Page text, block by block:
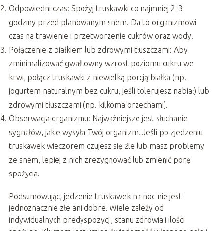
Odpowiedni czas: Spożyj truskawki co najmniej 2-3
godziny przed planowanym snem. Da to organizmowi
czas na trawienie i przetworzenie cukrów oraz wody.
Połączenie z białkiem lub zdrowymi tłuszczami: Aby
zminimalizować gwałtowny wzrost poziomu cukru we
krwi, połącz truskawki z niewielką porcją białka (np.
jogurtem naturalnym bez cukru, jeśli tolerujesz nabiał) lub
zdrowymi tłuszczami (np. kilkoma orzechami).
Obserwacja organizmu: Najważniejsze jest słuchanie
sygnałów, jakie wysyła Twój organizm. Jeśli po zjedzeniu
truskawek wieczorem czujesz się źle lub masz problemy
ze snem, lepiej z nich zrezygnować lub zmienić porę
spożycia.
Podsumowując, jedzenie truskawek na noc nie jest
jednoznacznie złe ani dobre. Wiele zależy od
indywidualnych predyspozycji, stanu zdrowia i ilości